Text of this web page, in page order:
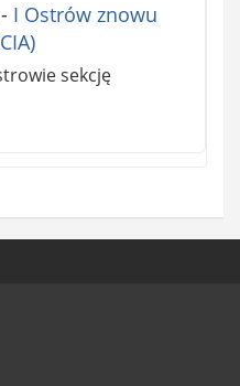
- I Ostrów znowu
sekcję